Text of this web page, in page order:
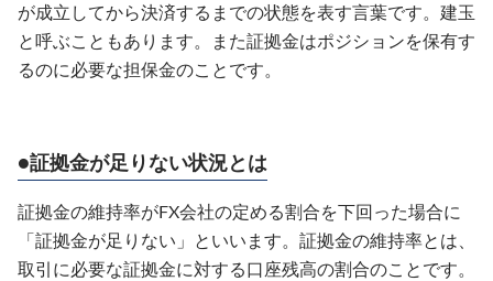
が成立してから決済するまでの状態を表す言葉です。建玉
と呼ぶこともあります。また証拠金はポジションを保有す
るのに必要な担保金のことです。
●証拠金が足りない状況とは
証拠金の維持率がFX会社の定める割合を下回った場合に
「証拠金が足りない」といいます。証拠金の維持率とは、
取引に必要な証拠金に対する口座残高の割合のことです。